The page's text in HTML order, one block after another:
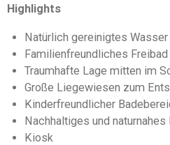
Highlights
Natürlich gereinigtes Wasser
Familienfreundliches Freibad
Traumhafte Lage mitten im
Große Liegewiesen zum
Kinderfreundlicher
Nachhaltiges und
Kiosk